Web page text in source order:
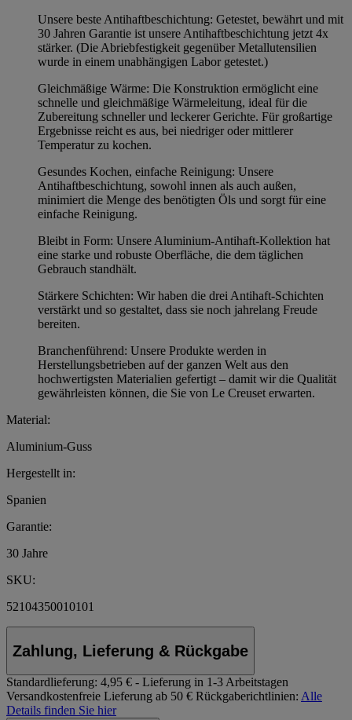
Unsere beste Antihaftbeschichtung: Getestet, bewährt und mit
30 Jahren Garantie ist unsere Antihaftbeschichtung jetzt 4x
stärker. (Die Abriebfestigkeit gegenüber Metallutensilien
wurde in einem unabhängigen Labor getestet.)
Gleichmäßige Wärme: Die Konstruktion ermöglicht eine
schnelle und gleichmäßige Wärmeleitung, ideal für die
Zubereitung schneller und leckerer Gerichte. Für großartige
Ergebnisse reicht es aus, bei niedriger oder mittlerer
Temperatur zu kochen.
Gesundes Kochen, einfache Reinigung: Unsere
Antihaftbeschichtung, sowohl innen als auch außen,
minimiert die Menge des benötigten Öls und sorgt für eine
einfache Reinigung.
Bleibt in Form: Unsere Aluminium-Antihaft-Kollektion hat
eine starke und robuste Oberfläche, die dem täglichen
Gebrauch standhält.
Stärkere Schichten: Wir haben die drei Antihaft-Schichten
verstärkt und so gestaltet, dass sie noch jahrelang Freude
bereiten.
Branchenführend: Unsere Produkte werden in
Herstellungsbetrieben auf der ganzen Welt aus den
hochwertigsten Materialien gefertigt – damit wir die Qualität
gewährleisten können, die Sie von Le Creuset erwarten.
Material:
Aluminium-Guss
Hergestellt in:
Spanien
Garantie:
30 Jahre
SKU:
52104350010101
Zahlung, Lieferung & Rückgabe
Standardlieferung: 4,95 € - Lieferung in 1-3 Arbeitstagen
Versandkostenfreie Lieferung ab 50 € Rückgaberichtlinien: Alle
Details finden Sie hier